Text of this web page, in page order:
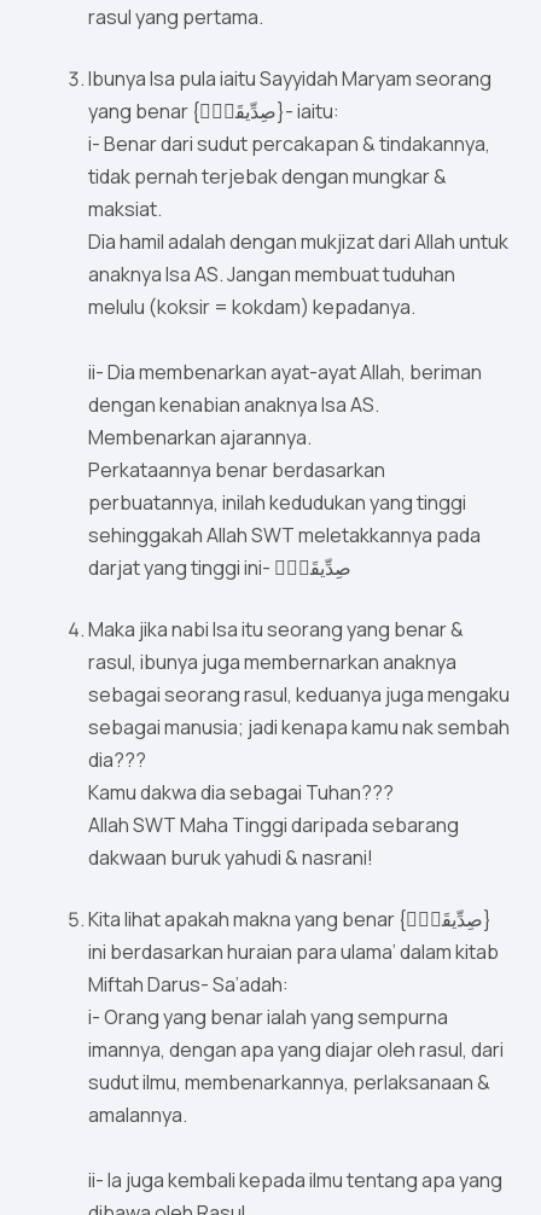
rasul yang pertama.
Ibunya Isa pula iaitu Sayyidah Maryam seorang
yang benar {صِدِّيقَةٌۭ}- iaitu:
i- Benar dari sudut percakapan & tindakannya,
tidak pernah terjebak dengan mungkar &
maksiat.
Dia hamil adalah dengan mukjizat dari Allah untuk
anaknya Isa AS. Jangan membuat tuduhan
melulu (koksir = kokdam) kepadanya.
ii- Dia membenarkan ayat-ayat Allah, beriman
dengan kenabian anaknya Isa AS.
Membenarkan ajarannya.
Perkataannya benar berdasarkan
perbuatannya, inilah kedudukan yang tinggi
sehinggakah Allah SWT meletakkannya pada
Maka jika nabi Isa itu seorang yang benar &
rasul, ibunya juga membernarkan anaknya
sebagai seorang rasul, keduanya juga mengaku
sebagai manusia; jadi kenapa kamu nak sembah
dia???
Kamu dakwa dia sebagai Tuhan???
Allah SWT Maha Tinggi daripada sebarang
dakwaan buruk yahudi & nasrani!
Kita lihat apakah makna yang benar {صِدِّيقَةٌۭ}
ini berdasarkan huraian para ulama’ dalam kitab
Miftah Darus- Sa’adah:
i- Orang yang benar ialah yang sempurna
imannya, dengan apa yang diajar oleh rasul, dari
sudut ilmu, membenarkannya, perlaksanaan &
amalannya.
ii- Ia juga kembali kepada ilmu tentang apa yang